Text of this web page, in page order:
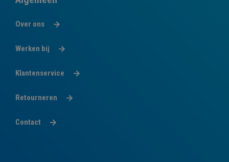
Over ons
Werken bij
Klantenservice
Retourneren
Contact